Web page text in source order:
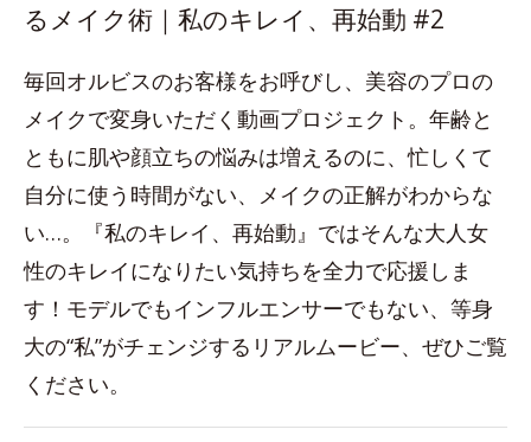
るメイク術｜私のキレイ、再始動 #2
毎回オルビスのお客様をお呼びし、美容のプロの
メイクで変身いただく動画プロジェクト。年齢と
ともに肌や顔立ちの悩みは増えるのに、忙しくて
自分に使う時間がない、メイクの正解がわからな
い…。『私のキレイ、再始動』ではそんな大人女
性のキレイになりたい気持ちを全力で応援しま
す！モデルでもインフルエンサーでもない、等身
大の“私”がチェンジするリアルムービー、ぜひご覧
ください。